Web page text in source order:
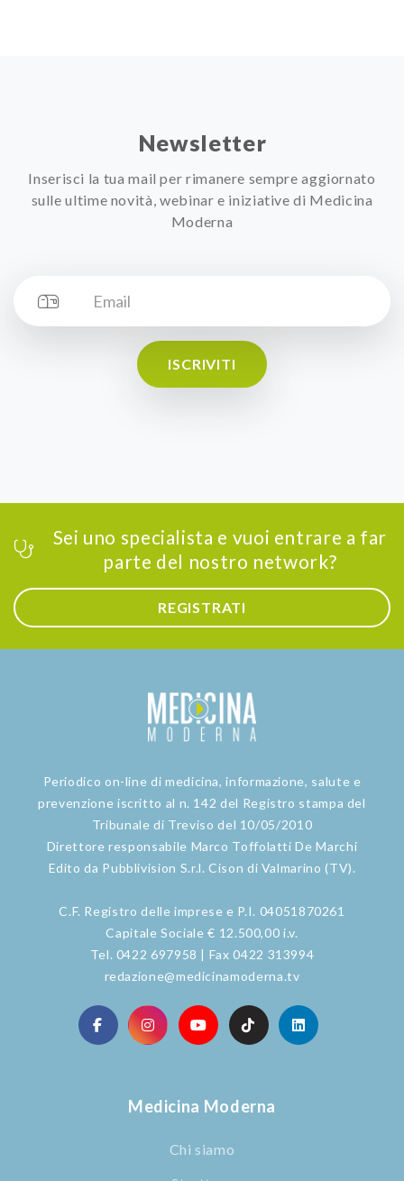
Newsletter
Inserisci la tua mail per rimanere sempre aggiornato
sulle ultime novità, webinar e iniziative di Medicina
Moderna
ISCRIVITI
Sei uno specialista e vuoi entrare a far
parte del nostro network?
REGISTRATI
Periodico on-line di medicina, informazione, salute e
prevenzione iscritto al n. 142 del Registro stampa del
Tribunale di Treviso del 10/05/2010
Direttore responsabile Marco Toffolatti De Marchi
Edito da Pubblivision S.r.l. Cison di Valmarino (TV).
C.F. Registro delle imprese e P.I. 04051870261
Capitale Sociale € 12.500,00 i.v.
Tel. 0422 697958 | Fax 0422 313994
redazione@medicinamoderna.tv
Medicina Moderna
Chi siamo